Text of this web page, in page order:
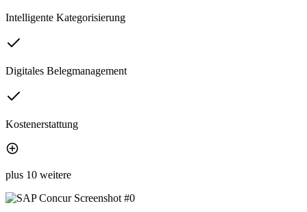
Intelligente Kategorisierung
Digitales Belegmanagement
Kostenerstattung
plus 10 weitere